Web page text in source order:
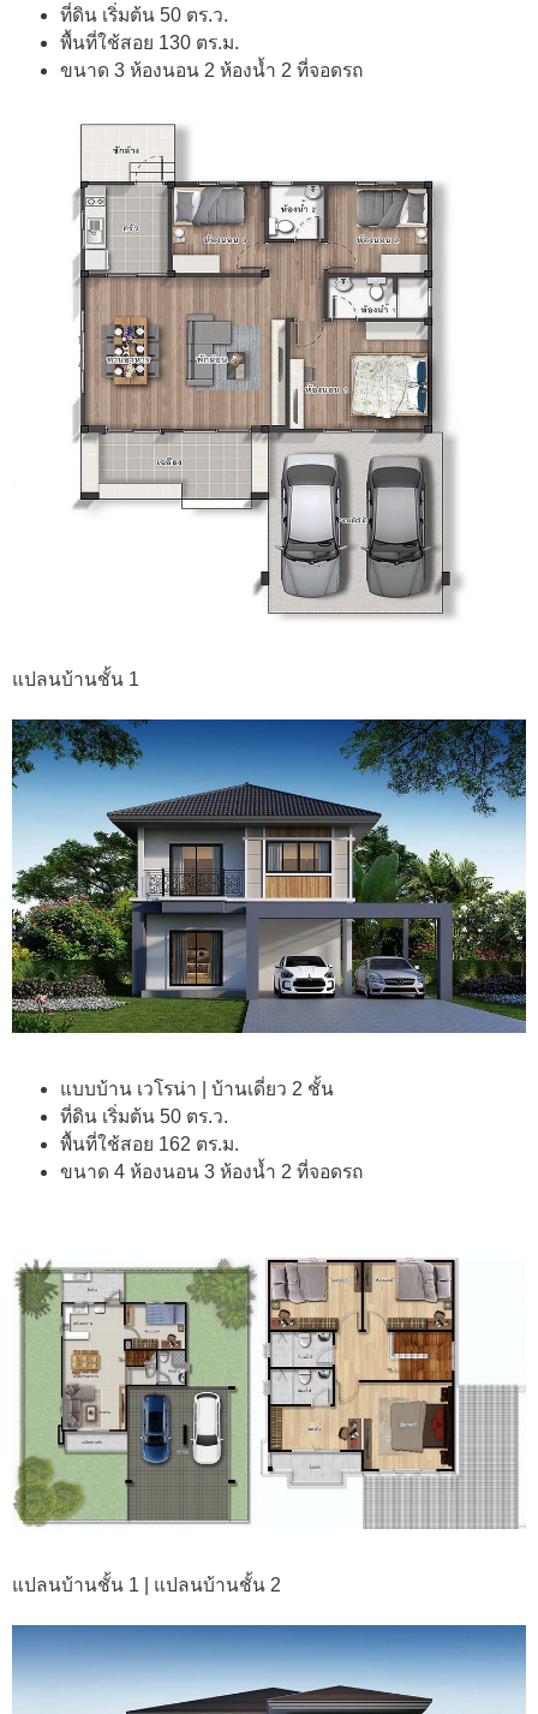
ที่ดิน เริ่มต้น 50 ตร.ว.
พื้นที่ใช้สอย 130 ตร.ม.
ขนาด 3 ห้องนอน 2 ห้องน้ำ 2 ที่จอดรถ
แปลนบ้านชั้น 1
แบบบ้าน เวโรน่า | บ้านเดี่ยว 2 ชั้น
ที่ดิน เริ่มต้น 50 ตร.ว.
พื้นที่ใช้สอย 162 ตร.ม.
ขนาด 4 ห้องนอน 3 ห้องน้ำ 2 ที่จอดรถ
แปลนบ้านชั้น 1 | แปลนบ้านชั้น 2